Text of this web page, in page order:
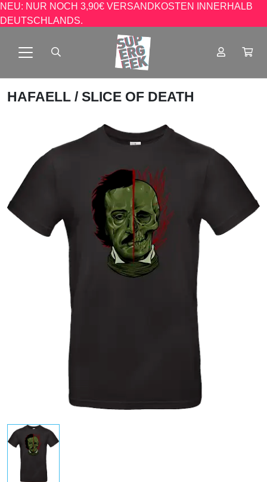
NEU: NUR NOCH 3,90€ VERSANDKOSTEN INNERHALB
DEUTSCHLANDS.
HAFAELL / SLICE OF DEATH